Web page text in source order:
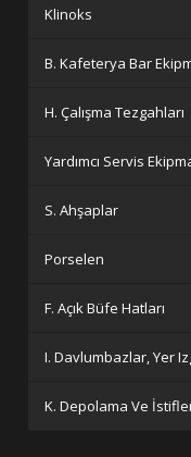
Klinoks
B. Kafeterya Bar
H. Çalışma Tezgahları
Yardımcı Servis
S. Ahşaplar
Porselen
F. Açık Büfe Hatları
I. Davlumbazlar, Yer
K. Depolama Ve